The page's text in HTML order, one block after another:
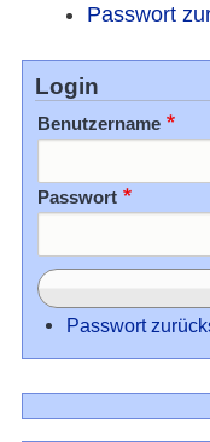
Passwort
Login
Benutzername
Passwort
Passwort